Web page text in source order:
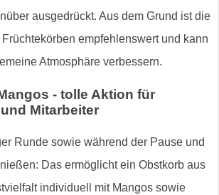
ausgedrückt. Aus dem Grund ist die
empfehlenswert und kann
Atmosphäre verbessern.
- tolle Aktion für
Mitarbeiter
Runde sowie während der Pause und
Das ermöglicht ein Obstkorb aus
individuell mit Mangos sowie